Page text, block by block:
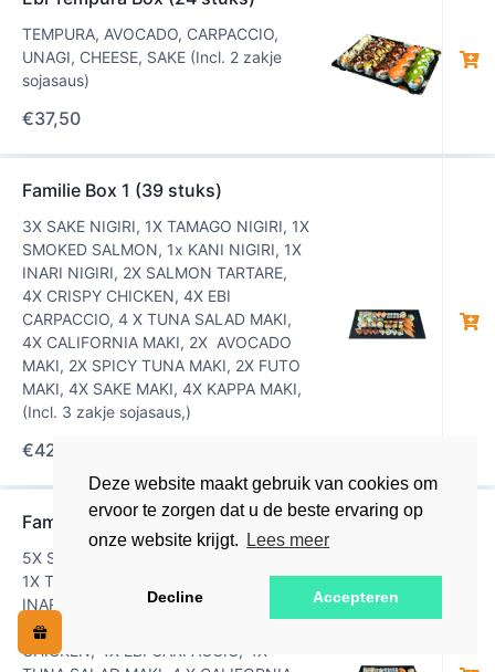
Deze website maakt gebruik van cookies om
ervoor te zorgen dat u de beste ervaring op
onze website krijgt.
Lees meer
Decline Accepteren
TEMPURA, AVOCADO, CARPACCIO,
UNAGI, CHEESE, SAKE (Incl. 2 zakje
sojasaus)
€37,50
Familie Box 1 (39 stuks)
3X SAKE NIGIRI, 1X TAMAGO NIGIRI, 1X
SMOKED SALMON, 1x KANI NIGIRI, 1X
INARI NIGIRI, 2X SALMON TARTARE,
4X CRISPY CHICKEN, 4X EBI
CARPACCIO, 4 X TUNA SALAD MAKI,
4X CALIFORNIA MAKI, 2X AVOCADO
MAKI, 2X SPICY TUNA MAKI, 2X FUTO
MAKI, 4X SAKE MAKI, 4X KAPPA MAKI,
(Incl. 3 zakje sojasaus,)
€42,00
Familie Box 2 (60 stuks)
5X SAKE NIGIRI, 1X MAGURO NIGIRI,
1X TAMAGO NIGIRI, 1 X EBI NIGIRI, 1X
INARI NIGIRI, 1X SMOKED SALMON, 2X
SALMON TARTARE, 4X CRISPY
CHICKEN, 4X EBI CARPACCIO, 4X